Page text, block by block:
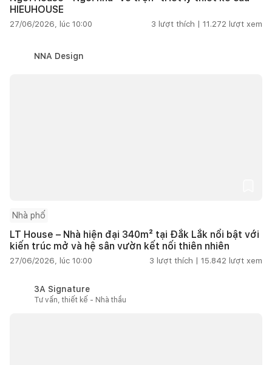
HIEUHOUSE
27/06/2026, lúc 10:00 3 lượt thích | 11.272 lượt xem
NNA Design
Nhà phố
LT House – Nhà hiện đại 340m² tại Đắk Lắk nổi bật với
kiến trúc mở và hệ sân vườn kết nối thiên nhiên
27/06/2026, lúc 10:00 3 lượt thích | 15.842 lượt xem
3A Signature
Tư vấn, thiết kế - Nhà thầu